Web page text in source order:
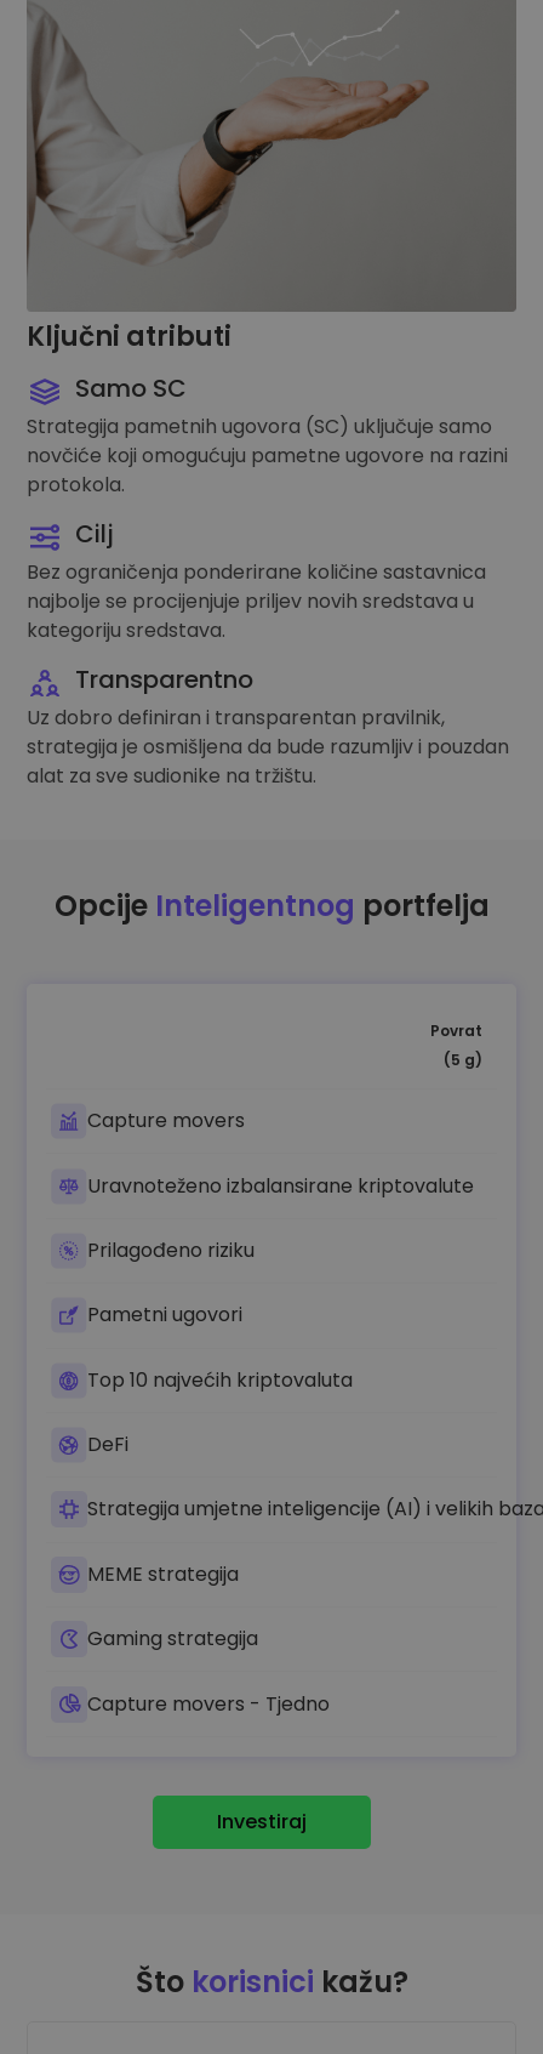
Ključni atributi
Samo SC
Strategija pametnih ugovora (SC) uključuje samo
novčiće koji omogućuju pametne ugovore na razini
protokola.
Cilj
Bez ograničenja ponderirane količine sastavnica
najbolje se procijenjuje priljev novih sredstava u
kategoriju sredstava.
Transparentno
Uz dobro definiran i transparentan pravilnik,
strategija je osmišljena da bude razumljiv i pouzdan
alat za sve sudionike na tržištu.
Opcije Inteligentnog portfelja
Povrat
(5 g)
Capture movers
Uravnoteženo izbalansirane kriptovalute
Prilagođeno riziku
Pametni ugovori
Top 10 najvećih kriptovaluta
DeFi
Strategija umjetne inteligencije (AI) i velikih
MEME strategija
Gaming strategija
Capture movers - Tjedno
Investiraj
Što korisnici kažu?